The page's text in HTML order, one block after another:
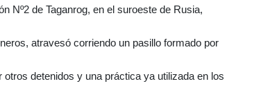
Nº2 de Taganrog, en el suroeste de Rusia,
atravesó corriendo un pasillo formado por
detenidos y una práctica ya utilizada en los